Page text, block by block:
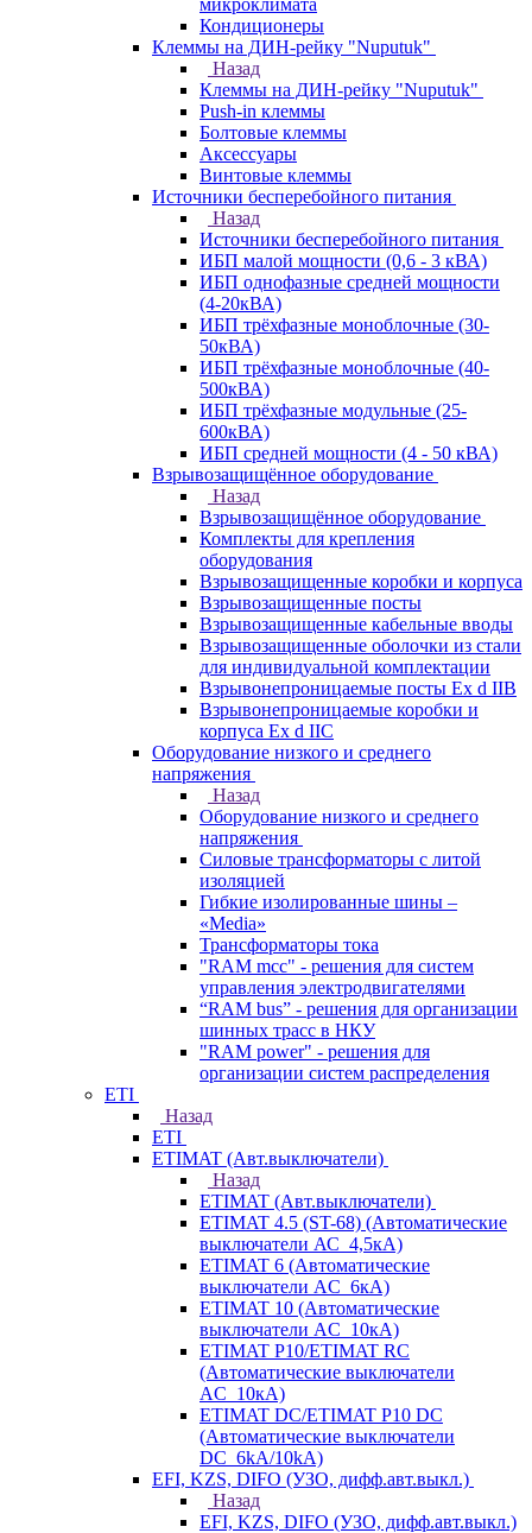
микроклимата
Кондиционеры
Клеммы на ДИН-рейку "Nuputuk"
Назад
Клеммы на ДИН-рейку "Nuputuk"
Push-in клеммы
Болтовые клеммы
Аксессуары
Винтовые клеммы
Источники бесперебойного питания
Назад
Источники бесперебойного питания
ИБП малой мощности (0,6 - 3 кВА)
ИБП однофазные средней мощности
(4-20кВА)
ИБП трёхфазные моноблочные (30-
50кВА)
ИБП трёхфазные моноблочные (40-
500кВА)
ИБП трёхфазные модульные (25-
600кВА)
ИБП средней мощности (4 - 50 кВА)
Взрывозащищённое оборудование
Назад
Взрывозащищённое оборудование
Комплекты для крепления
оборудования
Взрывозащищенные коробки и корпуса
Взрывозащищенные посты
Взрывозащищенные кабельные вводы
Взрывозащищенные оболочки из стали
для индивидуальной комплектации
Взрывонепроницаемые посты Ex d IIB
Взрывонепроницаемые коробки и
корпуса Ex d IIС
Оборудование низкого и среднего
напряжения
Назад
Оборудование низкого и среднего
напряжения
Силовые трансформаторы с литой
изоляцией
Гибкие изолированные шины –
«Media»
Трансформаторы тока
"RAM mcc" - решения для систем
управления электродвигателями
“RAM bus” - решения для организации
шинных трасс в НКУ
"RAM power" - решения для
организации систем распределения
ETI
Назад
ETI
ETIMAT (Авт.выключатели)
Назад
ETIMAT (Авт.выключатели)
ETIMAT 4.5 (ST-68) (Автоматические
выключатели АС_4,5кА)
ETIMAT 6 (Автоматические
выключатели AC_6кА)
ETIMAT 10 (Автоматические
выключатели AC_10кА)
ETIMAT P10/ETIMAT RC
(Автоматические выключатели
AC_10кА)
ETIMAT DC/ETIMAT P10 DC
(Автоматические выключатели
DC_6kA/10kA)
EFI, KZS, DIFO (УЗО, дифф.авт.выкл.)
Назад
EFI, KZS, DIFO (УЗО, дифф.авт.выкл.)